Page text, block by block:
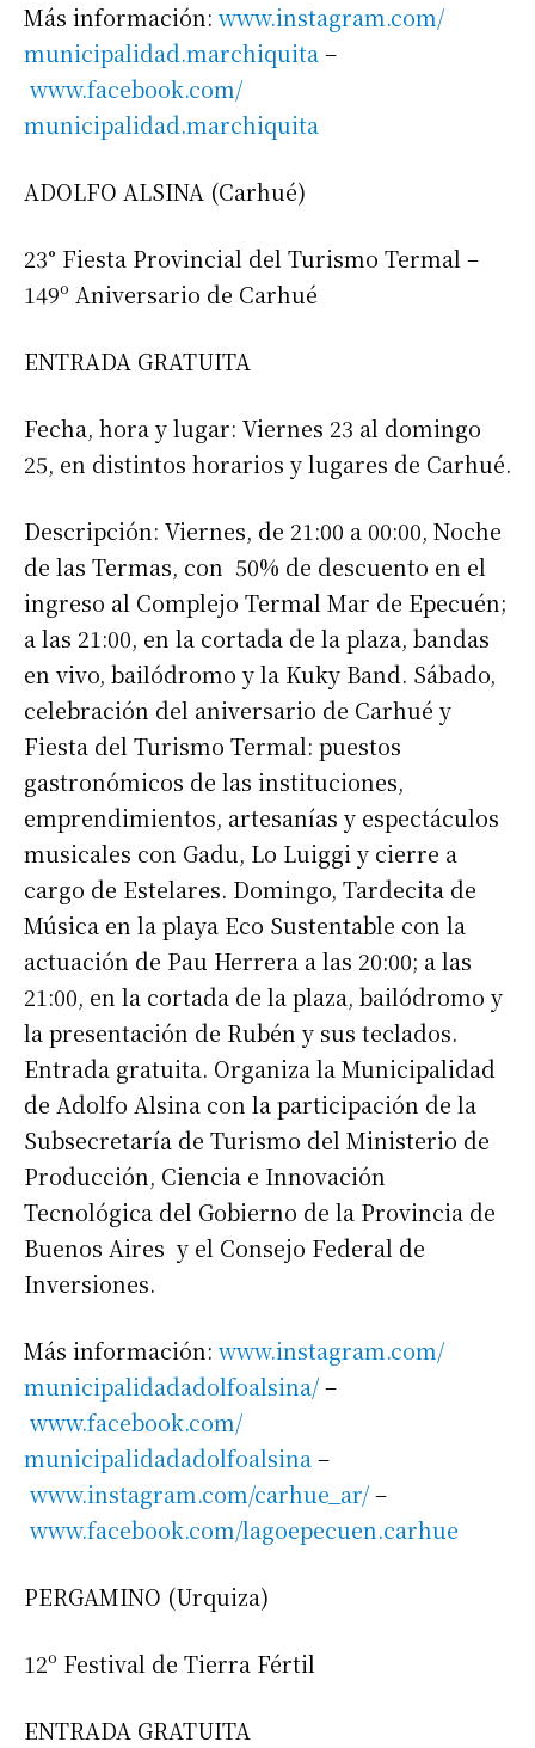
Más información: www.instagram.com/
municipalidad.marchiquita–
www.facebook.com/
municipalidad.marchiquita
ADOLFO ALSINA (Carhué)
23° Fiesta Provincial del Turismo Termal –
149º Aniversario de Carhué
ENTRADA GRATUITA
Fecha, hora y lugar: Viernes 23 al domingo
25, en distintos horarios y lugares de Carhué.
Descripción: Viernes, de 21:00 a 00:00, Noche
de las Termas, con 50% de descuento en el
ingreso al Complejo Termal Mar de Epecuén;
a las 21:00, en la cortada de la plaza, bandas
en vivo, bailódromo y la Kuky Band. Sábado,
celebración del aniversario de Carhué y
Fiesta del Turismo Termal: puestos
gastronómicos de las instituciones,
emprendimientos, artesanías y espectáculos
musicales con Gadu, Lo Luiggi y cierre a
cargo de Estelares. Domingo, Tardecita de
Música en la playa Eco Sustentable con la
actuación de Pau Herrera a las 20:00; a las
21:00, en la cortada de la plaza, bailódromo y
la presentación de Rubén y sus teclados.
Entrada gratuita. Organiza la Municipalidad
de Adolfo Alsina con la participación de la
Subsecretaría de Turismo del Ministerio de
Producción, Ciencia e Innovación
Tecnológica del Gobierno de la Provincia de
Buenos Aires y el Consejo Federal de
Inversiones.
Más información: www.instagram.com/
municipalidadadolfoalsina/–
www.facebook.com/
municipalidadadolfoalsina–
www.instagram.com/carhue_ar/–
www.facebook.com/lagoepecuen.carhue
PERGAMINO (Urquiza)
12º Festival de Tierra Fértil
ENTRADA GRATUITA